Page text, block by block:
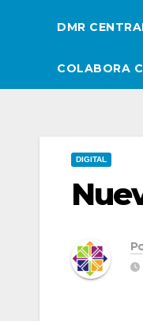
DMR
COLABORA
DIGITAL